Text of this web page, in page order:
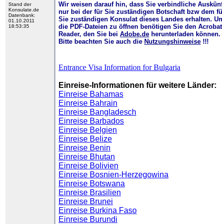
Stand der
Konsulate.de
Datenbank:
01.10.2011
18:53:35
Wir weisen darauf hin, dass Sie verbindliche
nur bei der für Sie zuständigen Botschaft bzw dem
Sie zuständigen Konsulat dieses Landes erhalten.
die PDF-Dateien zu öffnen benötigen Sie den Acrobat
Reader, den Sie bei Adobe.de herunterladen können.
Bitte beachten Sie auch die Nutzungshinweise !!!
Entrance Visa Information for Bulgaria
Einreise-Informationen für weitere Länder:
Einreise Bahamas
Einreise Bahrain
Einreise Bangladesch
Einreise Barbados
Einreise Belgien
Einreise Belize
Einreise Benin
Einreise Bhutan
Einreise Bolivien
Einreise Bosnien-Herzegowina
Einreise Botswana
Einreise Brasilien
Einreise Brunei
Einreise Burkina Faso
Einreise Burundi